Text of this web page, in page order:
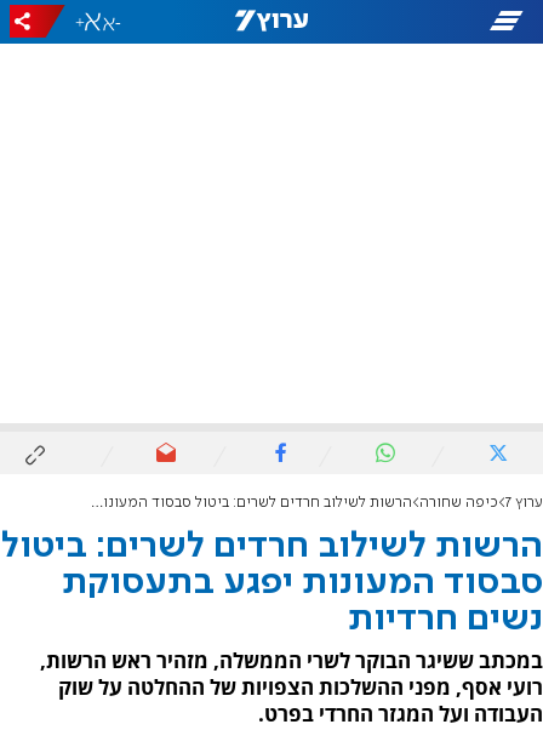
-
+
ערוץ 7 כיפה שחורה הרשות לשילוב חרדים לשרים: ביטול סבסוד המעונות יפגע בתעסוקת נשים חרדיות
הרשות לשילוב חרדים לשרים: ביטול
סבסוד המעונות יפגע בתעסוקת
נשים חרדיות
במכתב ששיגר הבוקר לשרי הממשלה, מזהיר ראש הרשות,
רועי אסף, מפני ההשלכות הצפויות של ההחלטה על שוק
העבודה ועל המגזר החרדי בפרט.